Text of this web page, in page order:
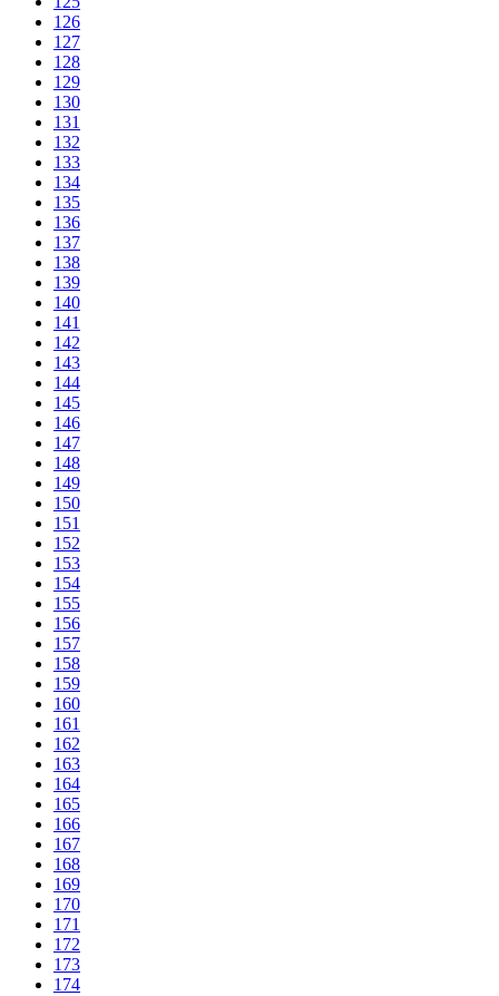
126
127
128
129
130
131
132
133
134
135
136
137
138
139
140
141
142
143
144
145
146
147
148
149
150
151
152
153
154
155
156
157
158
159
160
161
162
163
164
165
166
167
168
169
170
171
172
173
174